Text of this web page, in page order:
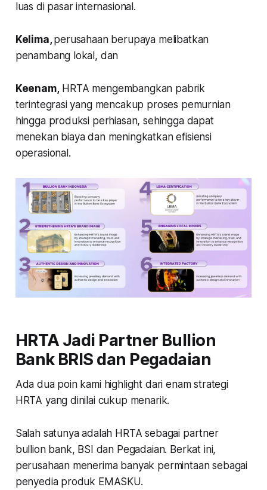
luas di pasar internasional.
Kelima,perusahaan berupaya melibatkan
penambang lokal, dan
Keenam,HRTA mengembangkan pabrik
terintegrasi yang mencakup proses pemurnian
hingga produksi perhiasan, sehingga dapat
menekan biaya dan meningkatkan efisiensi
operasional.
HRTA Jadi Partner Bullion
Bank BRIS dan Pegadaian
Ada dua poin kami highlight dari enam strategi
HRTA yang dinilai cukup menarik.
Salah satunya adalah HRTA sebagai partner
bullion bank, BSI dan Pegadaian. Berkat ini,
perusahaan menerima banyak permintaan sebagai
penyedia produk EMASKU.